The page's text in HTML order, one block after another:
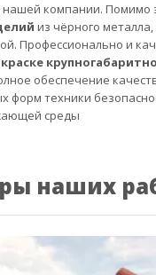
нашей компании. Помимо
из чёрного
Профессионально и
обеспечение
форм техники
среды
наших